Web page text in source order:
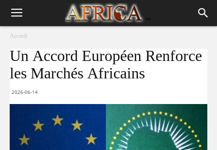
Accueil
Un Accord Européen Renforce
les Marchés Africains
2026-06-14